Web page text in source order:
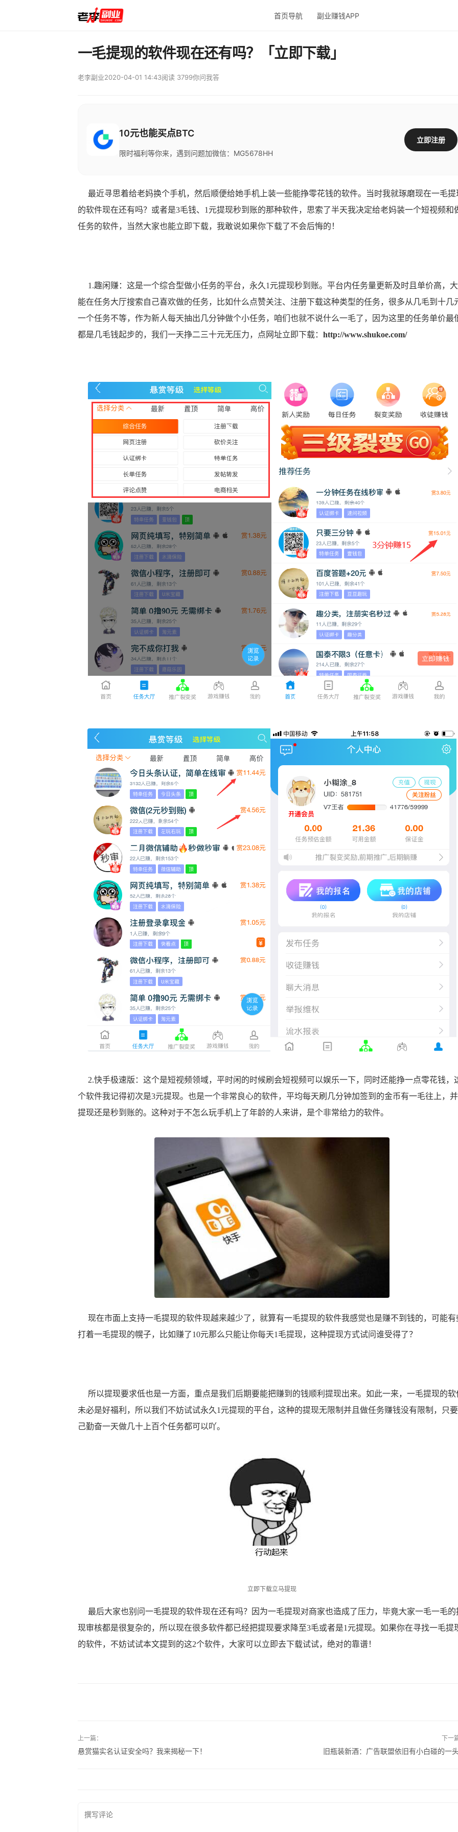
首页导航 副业赚钱APP
一毛提现的软件现在还有吗？「立即下载」
老李副业2020-04-01 14:43阅读 3799你问我答
10元也能买点BTC
限时福利等你来，遇到问题加微信：MG5678HH
立即注册
最近寻思着给老妈换个手机，然后顺便给她手机上装一些能挣零花钱的软件。当时我就琢磨现在一毛提
的软件现在还有吗？或者是3毛钱、1元提现秒到账的那种软件，思索了半天我决定给老妈装一个短视频和
任务的软件，当然大家也能立即下载，我敢说如果你下载了不会后悔的！
1.趣闲赚：这是一个综合型做小任务的平台，永久1元提现秒到账。平台内任务量更新及时且单价高，
能在任务大厅搜索自己喜欢做的任务，比如什么点赞关注、注册下载这种类型的任务，很多从几毛到十几
一个任务不等，作为新人每天抽出几分钟做个小任务，咱们也就不说什么一毛了，因为这里的任务单价最
都是几毛钱起步的，我们一天挣二三十元无压力，点网址立即下载： http://www.shukoe.com/
2.快手极速版：这个是短视频领域，平时闲的时候刷会短视频可以娱乐一下，同时还能挣一点零花钱，
个软件我记得初次是3元提现。也是一个非常良心的软件，平均每天刷几分钟加签到的金币有一毛往上，
提现还是秒到账的。这种对于不怎么玩手机上了年龄的人来讲，是个非常给力的软件。
现在市面上支持一毛提现的软件现越来越少了，就算有一毛提现的软件我感觉也是赚不到钱的，可能有
打着一毛提现的幌子，比如赚了10元那么只能让你每天1毛提现，这种提现方式试问谁受得了？
所以提现要求低也是一方面，重点是我们后期要能把赚到的钱顺利提现出来。如此一来，一毛提现的软
未必是好福利，所以我们不妨试试永久1元提现的平台，这种的提现无限制并且做任务赚钱没有限制，只
己勤奋一天做几十上百个任务都可以吖。
立即下载立马提现
最后大家也别问一毛提现的软件现在还有吗？因为一毛提现对商家也造成了压力，毕竟大家一毛一毛的
现审核都是很复杂的，所以现在很多软件都已经把提现要求降至3毛或者是1元提现。如果你在寻找一毛提
的软件，不妨试试本文提到的这2个软件，大家可以立即去下载试试，绝对的靠谱！
上一篇：
悬赏猫实名认证安全吗？我来揭秘一下！
下一
旧瓶装新酒：广告联盟依旧有小白碰的一